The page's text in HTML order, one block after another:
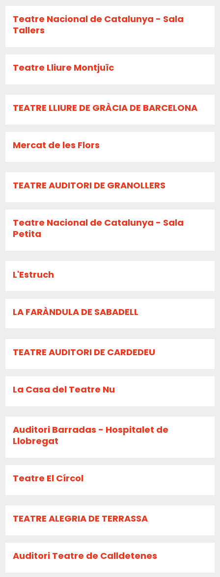
Teatre Nacional de Catalunya - Sala
Tallers
Teatre Lliure Montjuïc
TEATRE LLIURE DE GRÀCIA DE BARCELONA
Mercat de les Flors
TEATRE AUDITORI DE GRANOLLERS
Teatre Nacional de Catalunya - Sala
Petita
L'Estruch
LA FARÀNDULA DE SABADELL
TEATRE AUDITORI DE CARDEDEU
La Casa del Teatre Nu
Auditori Barradas - Hospitalet de
Llobregat
Teatre El Círcol
TEATRE ALEGRIA DE TERRASSA
Auditori Teatre de Calldetenes